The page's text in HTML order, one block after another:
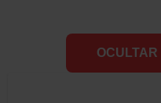
OCULTAR